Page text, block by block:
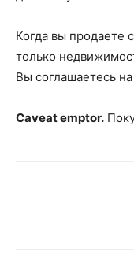
Когда вы продаете
только
Вы соглашаетесь
Caveat emptor.